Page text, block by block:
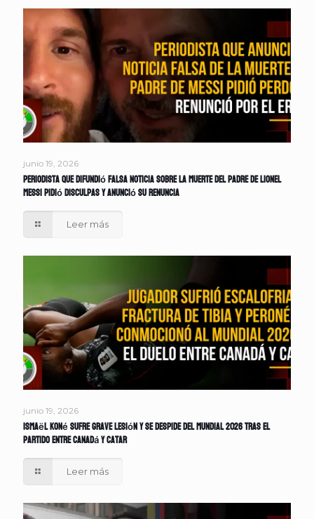
junio 19, 2026
Periodista que difundió falsa noticia sobre la muerte del padre de Lionel
Messi pidió disculpas y anunció su renuncia
Leer más
junio 19, 2026
Ismaël Koné sufre grave lesión y se despide del Mundial 2026 tras el
partido entre Canadá y Catar
Leer más